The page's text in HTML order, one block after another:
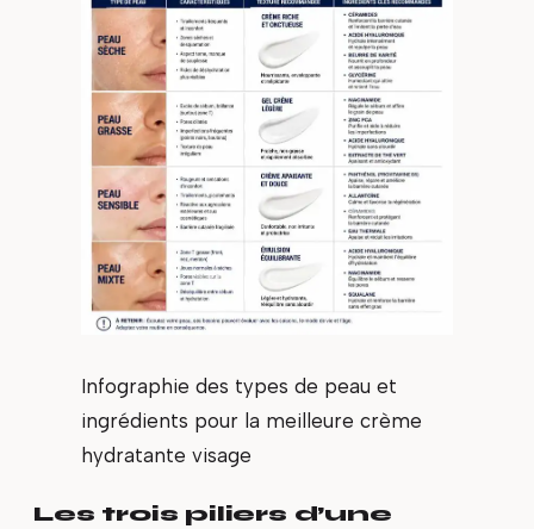
Infographie des types de peau et
ingrédients pour la meilleure crème
hydratante visage
Les trois piliers d’une